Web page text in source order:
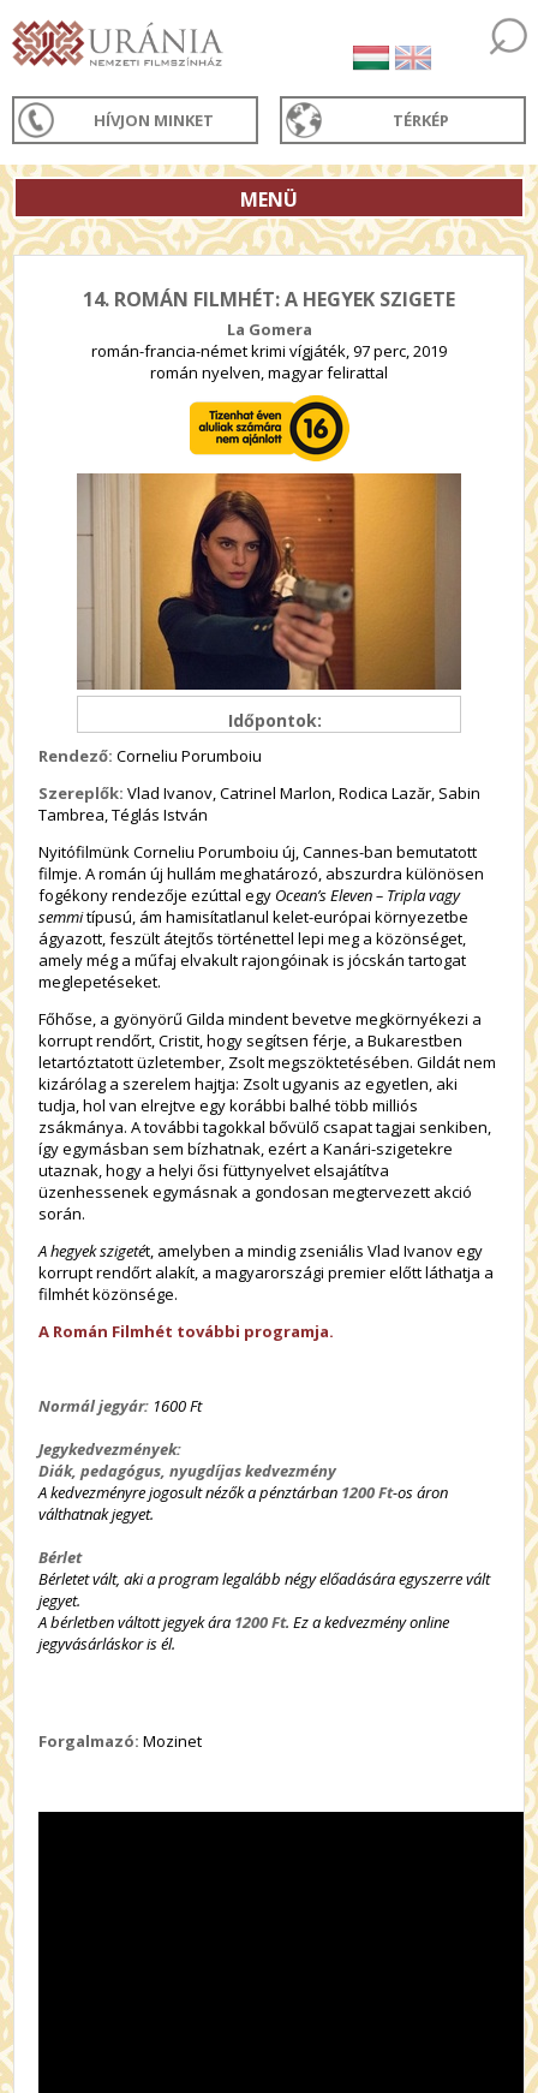
HÍVJON MINKET TÉRKÉP
MENÜ
14. ROMÁN FILMHÉT: A HEGYEK SZIGETE
La Gomera
román-francia-német krimi vígjáték, 97 perc, 2019
román nyelven, magyar felirattal
Időpontok:
Rendező: Corneliu Porumboiu
Szereplők: Vlad Ivanov, Catrinel Marlon, Rodica Lazăr, Sabin
Tambrea, Téglás István
Nyitófilmünk Corneliu Porumboiu új, Cannes-ban bemutatott
filmje. A román új hullám meghatározó, abszurdra különösen
fogékony rendezője ezúttal egy Ocean’sEleven – Tripla vagy
semmitípusú, ám hamisítatlanul kelet-európai környezetbe
ágyazott, feszült átejtős történettel lepi meg a közönséget,
amely még a műfaj elvakult rajongóinak is jócskán tartogat
meglepetéseket.
Főhőse, a gyönyörű Gilda mindent bevetve megkörnyékezi a
korrupt rendőrt, Cristit, hogy segítsen férje, a Bukarestben
letartóztatott üzletember, Zsolt megszöktetésében. Gildát nem
kizárólag a szerelem hajtja: Zsolt ugyanis az egyetlen, aki
tudja, hol van elrejtve egy korábbi balhé több milliós
zsákmánya. A további tagokkal bővülő csapat tagjai senkiben,
így egymásban sem bízhatnak, ezért a Kanári-szigetekre
utaznak, hogy a helyi ősi füttynyelvet elsajátítva
üzenhessenek egymásnak a gondosan megtervezett akció
során.
A hegyek szigetét, amelyben a mindig zseniális Vlad Ivanov egy
korrupt rendőrt alakít, a magyarországi premier előtt láthatja a
filmhét közönsége.
A Román Filmhét további programja.
Normál jegyár: 1600 Ft
Jegykedvezmények:
Diák, pedagógus, nyugdíjas kedvezmény
A kedvezményre jogosult nézők a pénztárban 1200 Ft-os áron
válthatnak jegyet.
Bérlet
Bérletet vált, aki a program legalább négy előadására egyszerre vált
jegyet.
A bérletben váltott jegyek ára 1200 Ft. Ez a kedvezmény online
jegyvásárláskor is él.
Forgalmazó: Mozinet